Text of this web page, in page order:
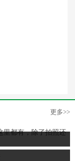
更多>>